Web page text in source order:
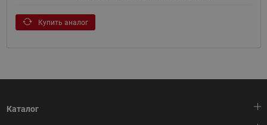
Купить аналог
Каталог